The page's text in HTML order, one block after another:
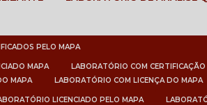
PELO MAPA
MAPA
LABORATÓRIO COM
MAPA LABORATÓRIO COM LICENÇA DO MAPA
LICENCIADO PELO MAPA